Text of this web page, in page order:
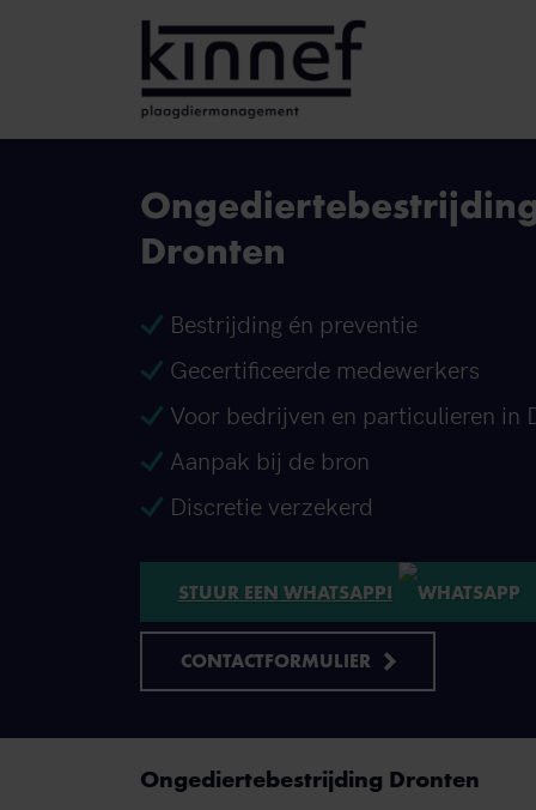
Dronten
Bestrijding én preventie
Gecertificeerde medewerkers
Voor bedrijven en particulieren in
Aanpak bij de bron
Discretie verzekerd
STUUR EEN WHATSAPP!
CONTACTFORMULIER
Ongediertebestrijding Dronten